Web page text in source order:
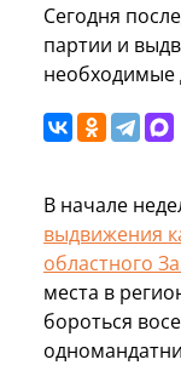
Сегодня
партии и
необходимые
В начале
выдвижения
областного
места в
бороться